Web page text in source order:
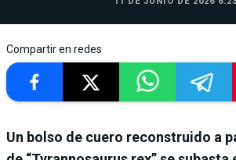
Compartir en redes
Un bolso de cuero reconstruido a